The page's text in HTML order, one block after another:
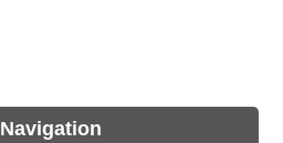
Navigation